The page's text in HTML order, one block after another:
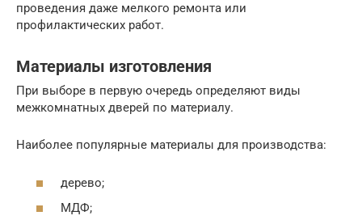
проведения даже мелкого ремонта или
профилактических работ.
Материалы изготовления
При выборе в первую очередь определяют виды
межкомнатных дверей по материалу.
Наиболее популярные материалы для производства:
дерево;
МДФ;